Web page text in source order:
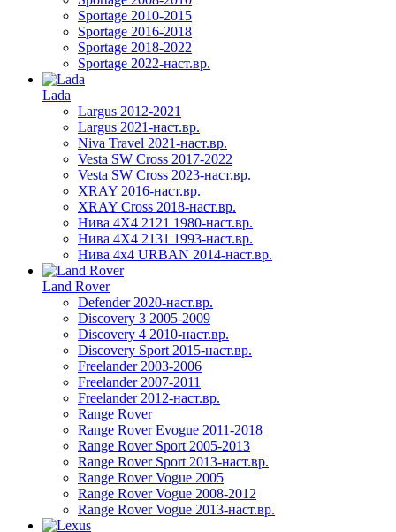
Sportage 2010-2015
Sportage 2016-2018
Sportage 2018-2022
Sportage 2022-наст.вр.
Lada
Largus 2012-2021
Largus 2021-наст.вр.
Niva Travel 2021-наст.вр.
Vesta SW Cross 2017-2022
Vesta SW Cross 2023-наст.вр.
XRAY 2016-наст.вр.
XRAY Cross 2018-наст.вр.
Нива 4X4 2121 1980-наст.вр.
Нива 4X4 2131 1993-наст.вр.
Нива 4х4 URBAN 2014-наст.вр.
Land Rover
Defender 2020-наст.вр.
Discovery 3 2005-2009
Discovery 4 2010-наст.вр.
Discovery Sport 2015-наст.вр.
Freelander 2003-2006
Freelander 2007-2011
Freelander 2012-наст.вр.
Range Rover
Range Rover Evogue 2011-2018
Range Rover Sport 2005-2013
Range Rover Sport 2013-наст.вр.
Range Rover Vogue 2005
Range Rover Vogue 2008-2012
Range Rover Vogue 2013-наст.вр.